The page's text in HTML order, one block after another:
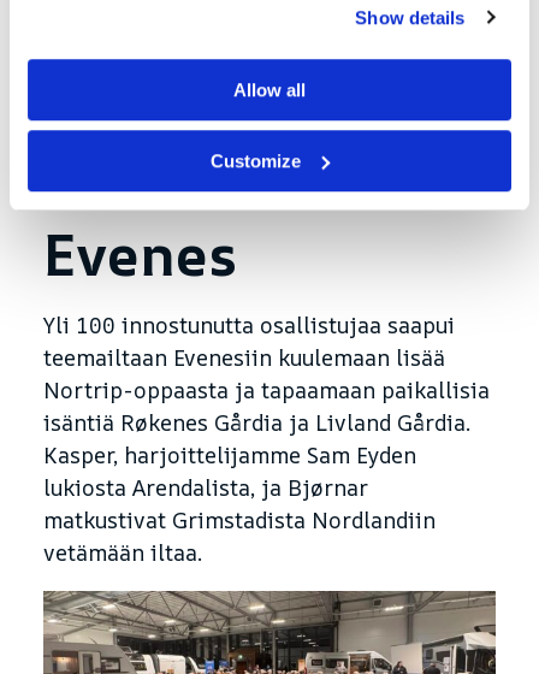
Show details
Allow all
Customize
kerromme Nortrip-oppaan tarjoamista
ainutlaatuisista elämyksistä. Paikalliset
Nortrip-isännät osallistuvat myös
jakamaan kokemuksiaan ja antamaan
tietoa siitä, mitä Nortrip-kävijät voivat
Evenes
Yli 100 innostunutta osallistujaa saapui
teemailtaan Evenesiin kuulemaan lisää
Nortrip-oppaasta ja tapaamaan paikallisia
isäntiä Røkenes Gårdia ja Livland Gårdia.
Kasper, harjoittelijamme Sam Eyden
lukiosta Arendalista, ja Bjørnar
matkustivat Grimstadista Nordlandiin
vetämään iltaa.